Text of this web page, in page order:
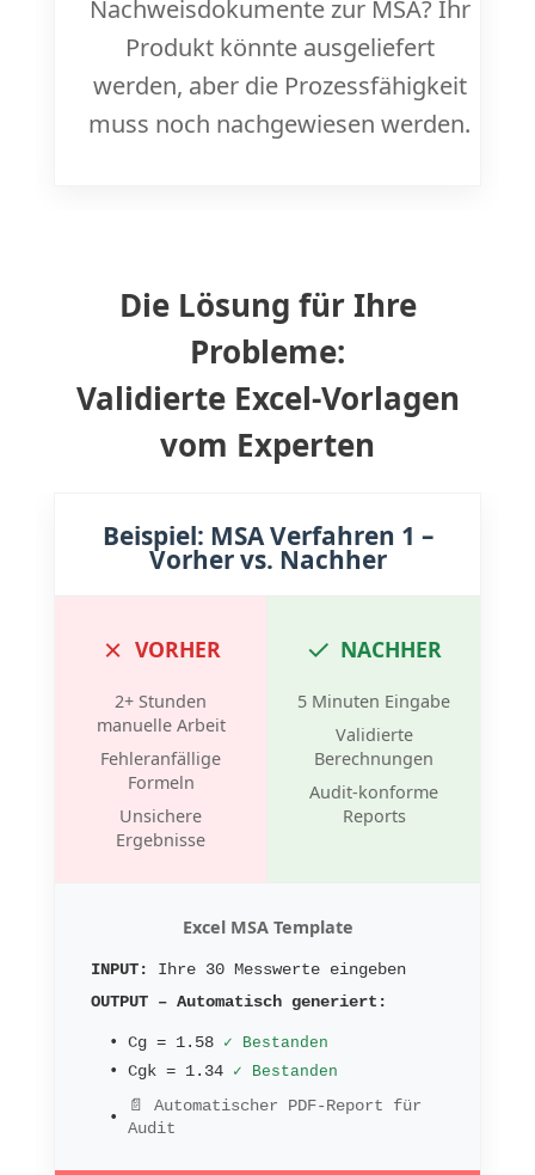
Nachweisdokumente zur MSA? Ihr
Produkt könnte ausgeliefert
werden, aber die Prozessfähigkeit
muss noch nachgewiesen werden.
Die Lösung für Ihre
Probleme:
Validierte Excel-Vorlagen
vom Experten
Beispiel: MSA Verfahren 1 –
Vorher vs. Nachher
✗ VORHER
2+ Stunden
manuelle Arbeit
Fehleranfällige
Formeln
Unsichere
Ergebnisse
✓ NACHHER
5 Minuten Eingabe
Validierte
Berechnungen
Audit-konforme
Reports
Excel MSA Template
INPUT:
Ihre 30 Messwerte eingeben
OUTPUT – Automatisch generiert:
• Cg = 1.58 ✓ Bestanden
•
Cgk = 1.34 ✓ Bestanden
•
📄 Automatischer PDF-Report für
Audit